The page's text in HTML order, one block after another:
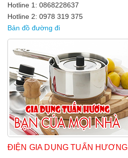
Hotline 1: 0868228637
Hotline 2: 0978 319 375
Bản đồ đường đi
ĐIỆN GIA DỤNG TUẤN HƯƠNG